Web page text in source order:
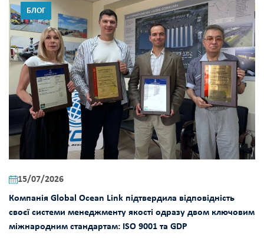
БЛОГ
15/07/2026
Компанія Global Ocean Link підтвердила відповідність
своєї системи менеджменту якості одразу двом ключовим
міжнародним стандартам: ISO 9001 та GDP